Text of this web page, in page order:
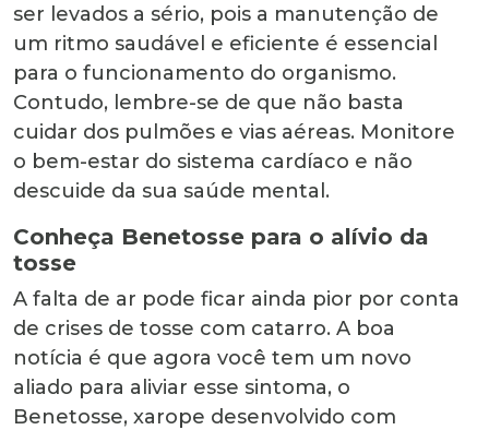
ser levados a sério, pois a manutenção de
um ritmo saudável e eficiente é essencial
para o funcionamento do organismo.
Contudo, lembre-se de que não basta
cuidar dos pulmões e vias aéreas. Monitore
o bem-estar do sistema cardíaco e não
descuide da sua saúde mental.
Conheça Benetosse para o alívio da
tosse
A falta de ar pode ficar ainda pior por conta
de crises de tosse com catarro. A boa
notícia é que agora você tem um novo
aliado para aliviar esse sintoma, o
Benetosse, xarope desenvolvido com